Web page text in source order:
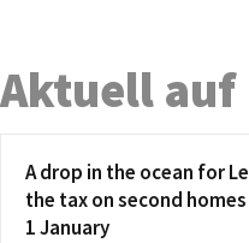
Aktuell auf
A drop in the ocean for
the tax on second
1 January